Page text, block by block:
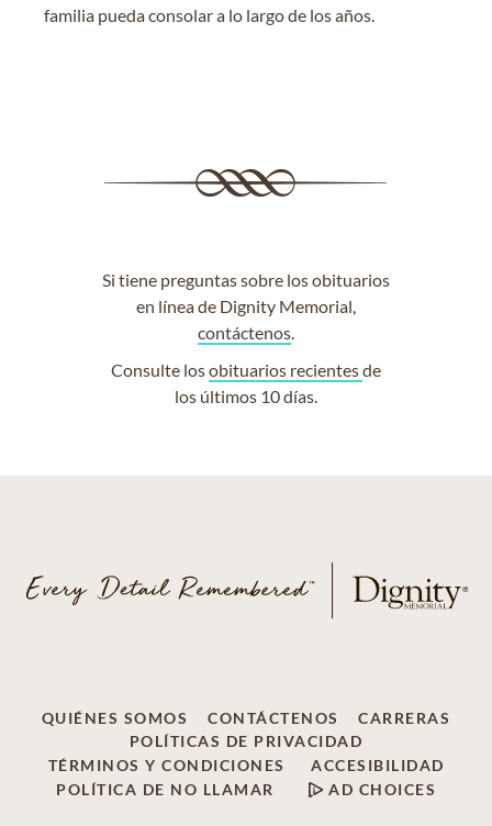
familia pueda consolar a lo largo de los años.
Si tiene preguntas sobre los obituarios
en línea de Dignity Memorial,
contáctenos.
Consulte losobituarios recientesde
los últimos 10 días.
QUIÉNES SOMOS CONTÁCTENOS
CARRERAS
POLÍTICAS DE PRIVACIDAD
TÉRMINOS Y CONDICIONES
ACCESIBILIDAD
POLÍTICA DE NO LLAMAR
AD CHOICES